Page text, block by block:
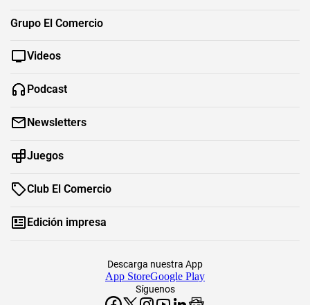
Grupo El Comercio
Videos
Podcast
Newsletters
Juegos
Club El Comercio
Edición impresa
Síguenos
Descarga nuestra App
App StoreGoogle Play